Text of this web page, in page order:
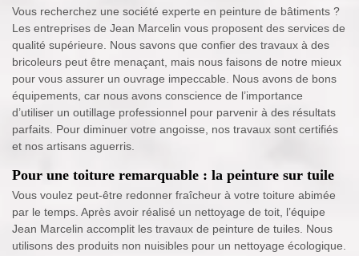
Vous recherchez une société experte en peinture de bâtiments ?
Les entreprises de Jean Marcelin vous proposent des services de
qualité supérieure. Nous savons que confier des travaux à des
bricoleurs peut être menaçant, mais nous faisons de notre mieux
pour vous assurer un ouvrage impeccable. Nous avons de bons
équipements, car nous avons conscience de l’importance
d’utiliser un outillage professionnel pour parvenir à des résultats
parfaits. Pour diminuer votre angoisse, nos travaux sont certifiés
et nos artisans aguerris.
Pour une toiture remarquable : la peinture sur tuile
Vous voulez peut-être redonner fraîcheur à votre toiture abimée
par le temps. Après avoir réalisé un nettoyage de toit, l’équipe
Jean Marcelin accomplit les travaux de peinture de tuiles. Nous
utilisons des produits non nuisibles pour un nettoyage écologique.